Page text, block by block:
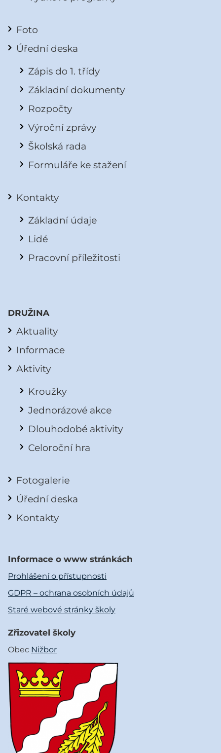
Foto
Úřední deska
Zápis do 1. třídy
Základní dokumenty
Rozpočty
Výroční zprávy
Školská rada
Formuláře ke stažení
Kontakty
Základní údaje
Lidé
Pracovní příležitosti
DRUŽINA
Aktuality
Informace
Aktivity
Kroužky
Jednorázové akce
Dlouhodobé aktivity
Celoroční hra
Fotogalerie
Úřední deska
Kontakty
Informace o www stránkách
Prohlášení o přístupnosti
GDPR – ochrana osobních údajů
Staré webové stránky školy
Zřizovatel školy
Obec Nižbor